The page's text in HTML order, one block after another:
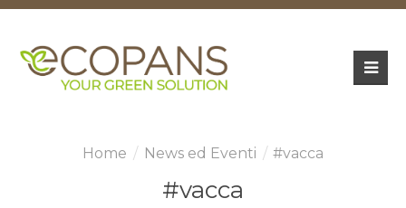
News ed Eventi #vacca
#vacca